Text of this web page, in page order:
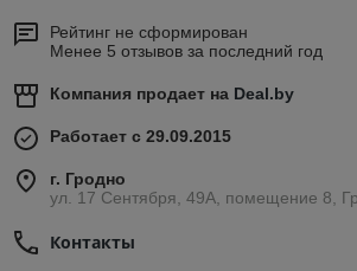
Рейтинг не сформирован
Менее 5 отзывов за последний год
Компания продает на Deal.by
Работает с 29.09.2015
г. Гродно
ул. 17 Сентября, 49А, помещение 8,
Контакты